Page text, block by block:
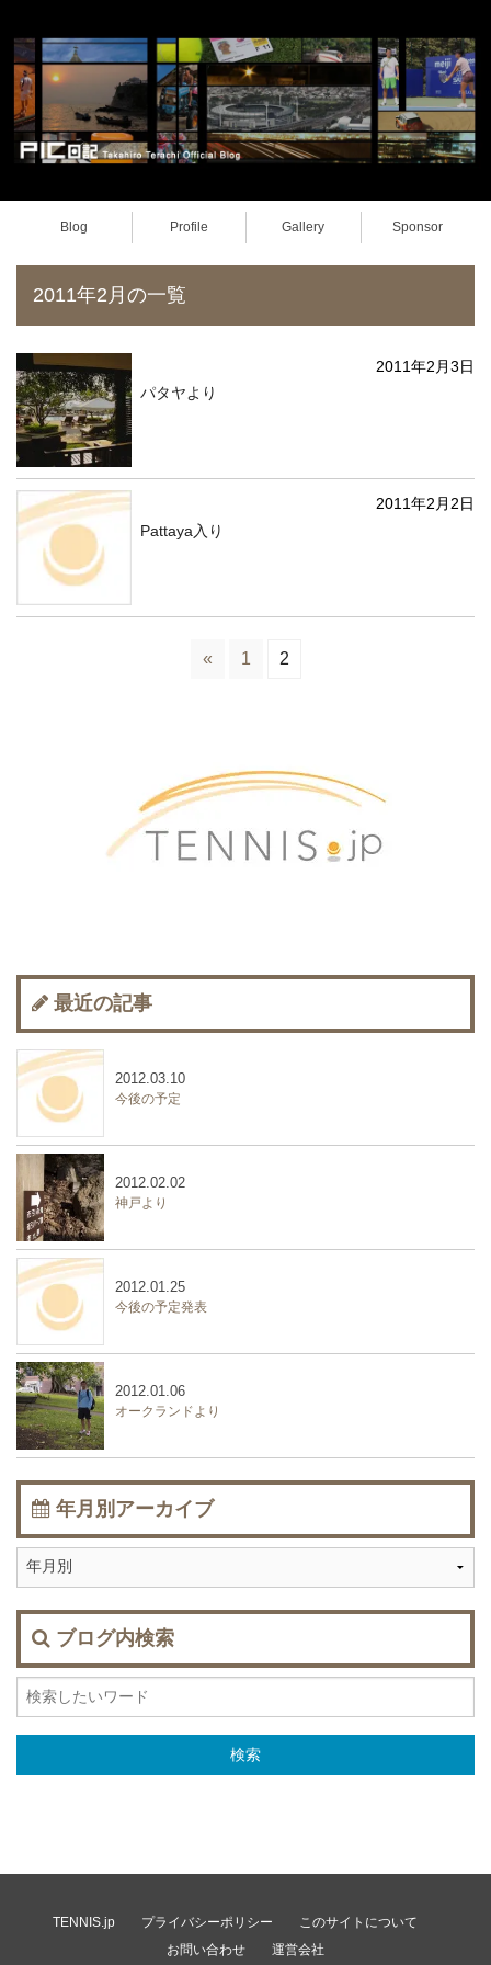
Blog Profile Gallery Sponsor
2011年2月の一覧
2011年2月3日
パタヤより
2011年2月2日
Pattaya入り
« 1 2
最近の記事
今後の予定
2012.03.10
神戸より
2012.02.02
今後の予定発表
2012.01.25
オークランドより
2012.01.06
年月別アーカイブ
ブログ内検索
TENNIS.jp プライバシーポリシー
このサイトについて
お問い合わせ
運営会社